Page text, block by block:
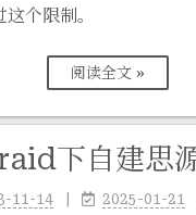
个限制。
阅读全文 »
下自建思
11-14 2025-01-21